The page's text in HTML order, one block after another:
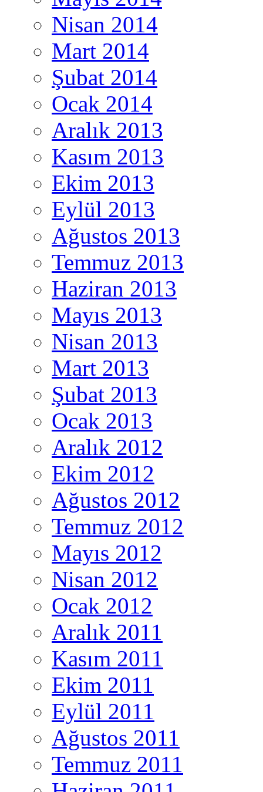
Nisan 2014
Mart 2014
Şubat 2014
Ocak 2014
Aralık 2013
Kasım 2013
Ekim 2013
Eylül 2013
Ağustos 2013
Temmuz 2013
Haziran 2013
Mayıs 2013
Nisan 2013
Mart 2013
Şubat 2013
Ocak 2013
Aralık 2012
Ekim 2012
Ağustos 2012
Temmuz 2012
Mayıs 2012
Nisan 2012
Ocak 2012
Aralık 2011
Kasım 2011
Ekim 2011
Eylül 2011
Ağustos 2011
Temmuz 2011